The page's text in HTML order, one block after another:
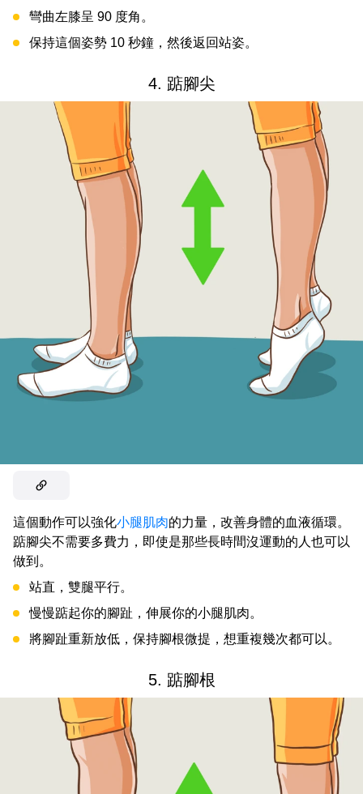
彎曲左膝呈 90 度角。
保持這個姿勢 10 秒鐘，然後返回站姿。
4. 踮腳尖
這個動作可以強化小腿肌肉的力量，改善身體的血液循環。
踮腳尖不需要多費力，即使是那些長時間沒運動的人也可以
做到。
站直，雙腿平行。
慢慢踮起你的腳趾，伸展你的小腿肌肉。
將腳趾重新放低，保持腳根微提，想重複幾次都可以。
5. 踮腳根